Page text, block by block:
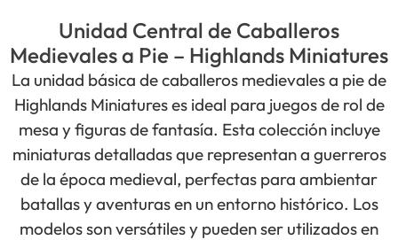
Unidad Central de Caballeros
Medievales a Pie – Highlands Miniatures
La unidad básica de caballeros medievales a pie de
Highlands Miniatures es ideal para juegos de rol de
mesa y figuras de fantasía. Esta colección incluye
miniaturas detalladas que representan a guerreros
de la época medieval, perfectas para ambientar
batallas y aventuras en un entorno histórico. Los
modelos son versátiles y pueden ser utilizados en